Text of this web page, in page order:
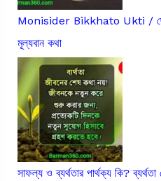
Monisider Bikkhato Ukti / ছোট
মূল্যবান কথা
সাফল্য ও ব্যর্থতার পার্থক্য কি?